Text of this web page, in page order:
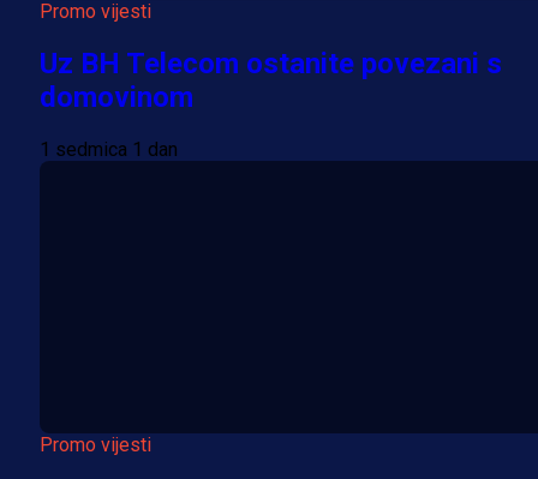
Promo vijesti
Uz BH Telecom ostanite povezani s
domovinom
1 sedmica 1 dan
Promo vijesti